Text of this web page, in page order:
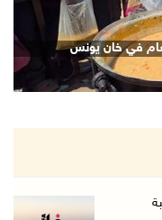
لبنان و ...
نحو ...
...
في خان يونس